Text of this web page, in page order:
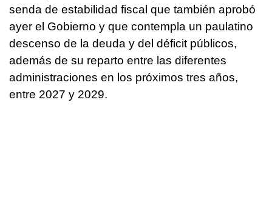
senda de estabilidad fiscal que también aprobó
ayer el Gobierno y que contempla un paulatino
descenso de la deuda y del déficit públicos,
además de su reparto entre las diferentes
administraciones en los próximos tres años,
entre 2027 y 2029.